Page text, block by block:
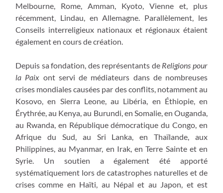
Melbourne, Rome, Amman, Kyoto, Vienne et, plus
récemment, Lindau, en Allemagne. Parallèlement, les
Conseils interreligieux nationaux et régionaux étaient
également en cours de création.
Depuis sa fondation, des représentants de Religions pour
la Paix ont servi de médiateurs dans de nombreuses
crises mondiales causées par des conflits, notamment au
Kosovo, en Sierra Leone, au Libéria, en Éthiopie, en
Érythrée, au Kenya, au Burundi, en Somalie, en Ouganda,
au Rwanda, en République démocratique du Congo, en
Afrique du Sud, au Sri Lanka, en Thaïlande, aux
Philippines, au Myanmar, en Irak, en Terre Sainte et en
Syrie. Un soutien a également été apporté
systématiquement lors de catastrophes naturelles et de
crises comme en Haïti, au Népal et au Japon, et est